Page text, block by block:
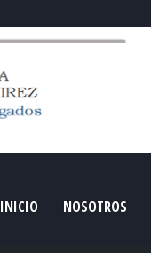
INICIO NOSOTROS